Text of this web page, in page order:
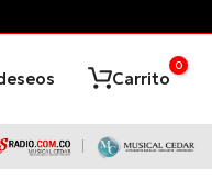
Carrito
0